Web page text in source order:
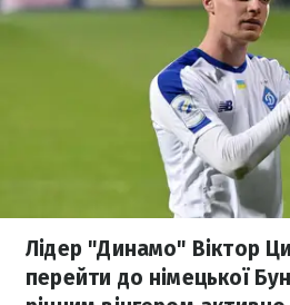
Лідер "Динамо" Віктор
перейти до німецької